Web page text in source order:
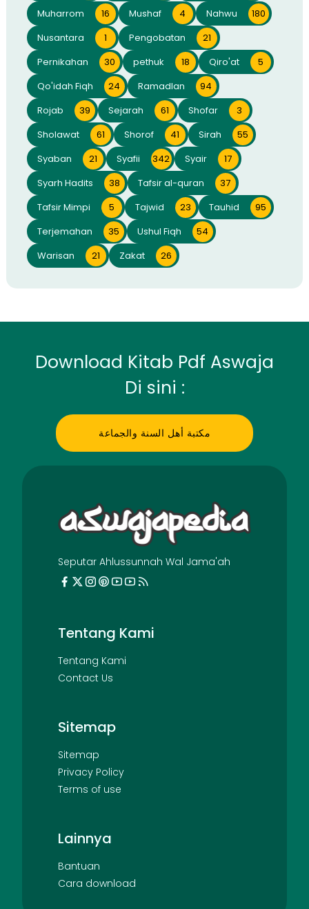
Muharrom
16 Mushaf 4 Nahwu
180
Nusantara
1 Pengobatan
21
Pernikahan
30 pethuk 18 Qiro'at
5
Qo'idah Fiqh
24 Ramadlan
94
Rojab
39 Sejarah 61 Shofar
3
Sholawat
61 Shorof 41 Sirah
55
Syaban
21 Syafii 342 Syair
17
Syarh Hadits
38 Tafsir al-quran
37
Tafsir Mimpi
5 Tajwid 23 Tauhid
95
Terjemahan
35 Ushul Fiqh
54
Warisan
21 Zakat 26
Download Kitab Pdf Aswaja
Di sini :
مكتبة أهل السنة والجماعة
Seputar Ahlussunnah Wal Jama'ah
Tentang Kami
Tentang Kami
Contact Us
Sitemap
Sitemap
Privacy Policy
Terms of use
Lainnya
Bantuan
Cara download